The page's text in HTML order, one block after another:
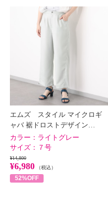
エムズ スタイル マイクロギ
ャバ 裾ドロストデザイン…
カラー： ライトグレー
サイズ：
７号
¥14,800
¥6,980 （税込）
52%OFF